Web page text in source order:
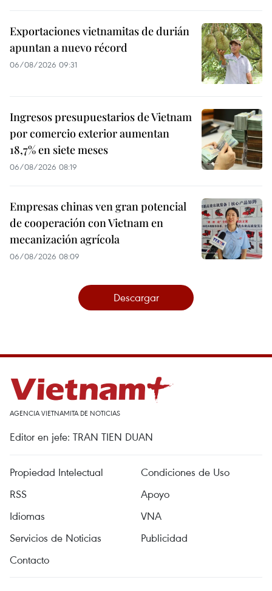
Exportaciones vietnamitas de durián
apuntan a nuevo récord
06/08/2026 09:31
Ingresos presupuestarios de Vietnam
por comercio exterior aumentan
18,7% en siete meses
06/08/2026 08:19
Empresas chinas ven gran potencial
de cooperación con Vietnam en
mecanización agrícola
06/08/2026 08:09
Descargar
AGENCIA VIETNAMITA DE NOTICIAS
Editor en jefe: TRAN TIEN DUAN
Propiedad Intelectual
Condiciones de Uso
RSS
Apoyo
Idiomas
VNA
Servicios de Noticias
Publicidad
Contacto